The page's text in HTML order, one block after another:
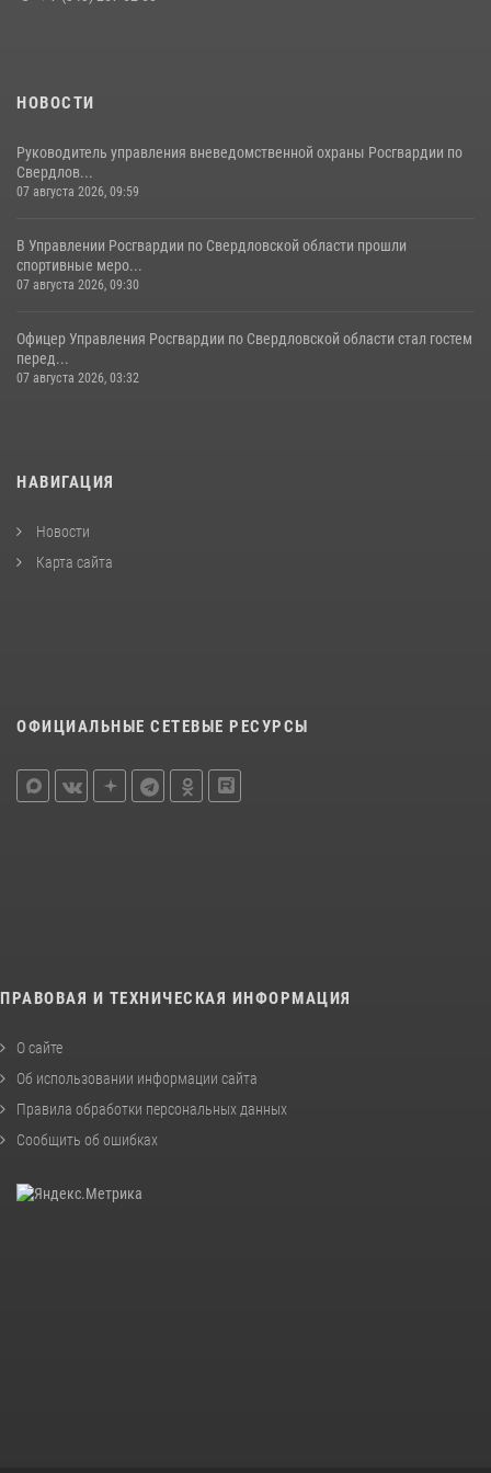
НОВОСТИ
Руководитель управления вневедомственной охраны Росгвардии по
Свердлов...
07 августа 2026, 09:59
В Управлении Росгвардии по Свердловской области прошли
спортивные меро...
07 августа 2026, 09:30
Офицер Управления Росгвардии по Свердловской области стал гостем
перед...
07 августа 2026, 03:32
НАВИГАЦИЯ
Новости
Карта сайта
ОФИЦИАЛЬНЫЕ СЕТЕВЫЕ РЕСУРСЫ
ПРАВОВАЯ И ТЕХНИЧЕСКАЯ ИНФОРМАЦИЯ
О сайте
Об использовании информации сайта
Правила обработки персональных данных
Сообщить об ошибках